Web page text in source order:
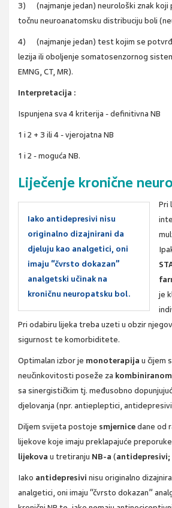
3) (najmanje jedan) neurološki znak koji
točnu neuroanatomsku distribuciju boli
4) (najmanje jedan) test kojim se
lezija ili oboljenje somatosenzornog
EMNG, CT, MR).
Interpretacija :
Ispunjena sva 4 kriterija - definitivna NB
1 i 2 + 3 ili 4 - vjerojatna NB
1 i 2 - moguća NB.
Liječenje kronične
Iako antidepresivi nisu
originalno dizajnirani da
djeluju kao analgetici, oni
imaju “čvrsto dokazan”
analgetski učinak na
kroničnu neuropatsku bol.
Pri
je
Pri odabiru lijeka treba uzeti u obzir
sigurnost te komorbiditete.
Optimalan izbor je monoterapija u čijem
neučinkovitosti poseže za kombiniranom
sa sinergističkim tj. međusobno
djelovanja (npr. antiepleptici,
Diljem svijeta postoje smjernicedane od
lijekove koje imaju preklapajuće
lijekova u tretiranju NB-a (
Iako antidepresivi nisu originalno
analgetici, oni imaju “čvrsto dokazan”